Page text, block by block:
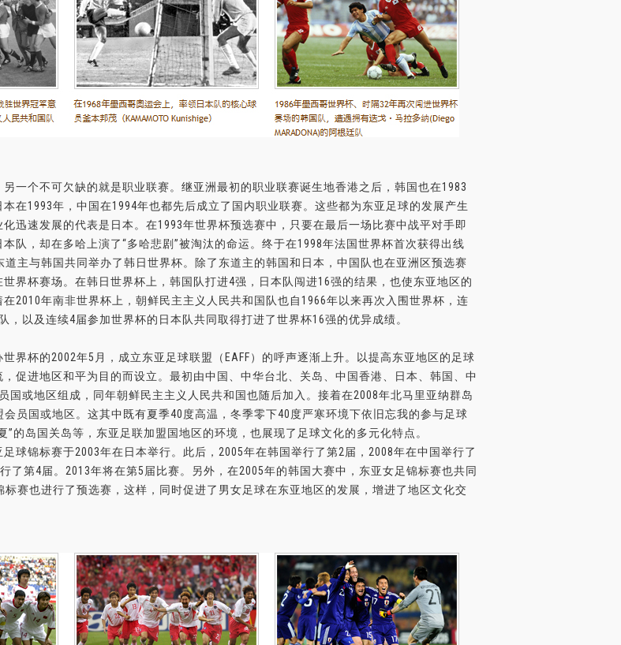
一个不可欠缺的就是职业联赛。继亚洲最初的职业联赛诞生地香港之后，韩国也在1983
在1993年，中国在1994年也都先后成立了国内职业联赛。这些都为东亚足球的发展产生
迅速发展的代表是日本。在1993年世界杯预选赛中，只要在最后一场比赛中战平对手即
队，却在多哈上演了“多哈悲剧”被淘汰的命运。终于在1998年法国世界杯首次获得出线
道主与韩国共同举办了韩日世界杯。除了东道主的韩国和日本，中国队也在亚洲区预选赛
界杯赛场。在韩日世界杯上，韩国队打进4强，日本队闯进16强的结果，也使东亚地区的
2010年南非世界杯上，朝鲜民主主义人民共和国队也自1966年以来再次入围世界杯，连
，以及连续4届参加世界杯的日本队共同取得打进了世界杯16强的优异成绩。
界杯的2002年5月，成立东亚足球联盟（EAFF）的呼声逐渐上升。以提高东亚地区的足球
促进地区和平为目的而设立。最初由中国、中华台北、关岛、中国香港、日本、韩国、中
国或地区组成，同年朝鲜民主主义人民共和国也随后加入。接着在2008年北马里亚纳群岛
员国或地区。这其中既有夏季40度高温，冬季零下40度严寒环境下依旧忘我的参与足球
”的岛国关岛等，东亚足联加盟国地区的环境，也展现了足球文化的多元化特点。
球锦标赛于2003年在日本举行。此后，2005年在韩国举行了第2届，2008年在中国举行了
了第4届。2013年将在第5届比赛。另外，在2005年的韩国大赛中，东亚女足锦标赛也共同
标赛也进行了预选赛，这样，同时促进了男女足球在东亚地区的发展，增进了地区文化交